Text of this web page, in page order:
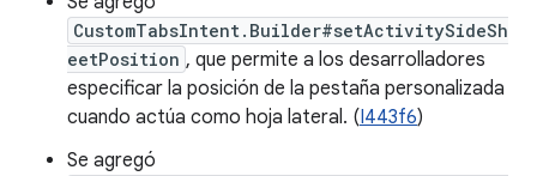
CustomTabsIntent.Builder#setActivitySideSh
eetPosition , que permite a los desarrolladores
especificar la posición de la pestaña personalizada
cuando actúa como hoja lateral. (I443f6)
Se agregó